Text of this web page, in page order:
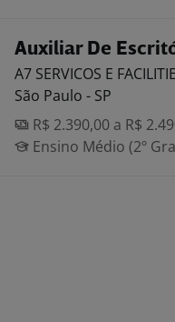
Auxiliar De
A7 SERVICOS E
São Paulo - SP
R$ 2.390,00 a R$
Ensino Médio (2º